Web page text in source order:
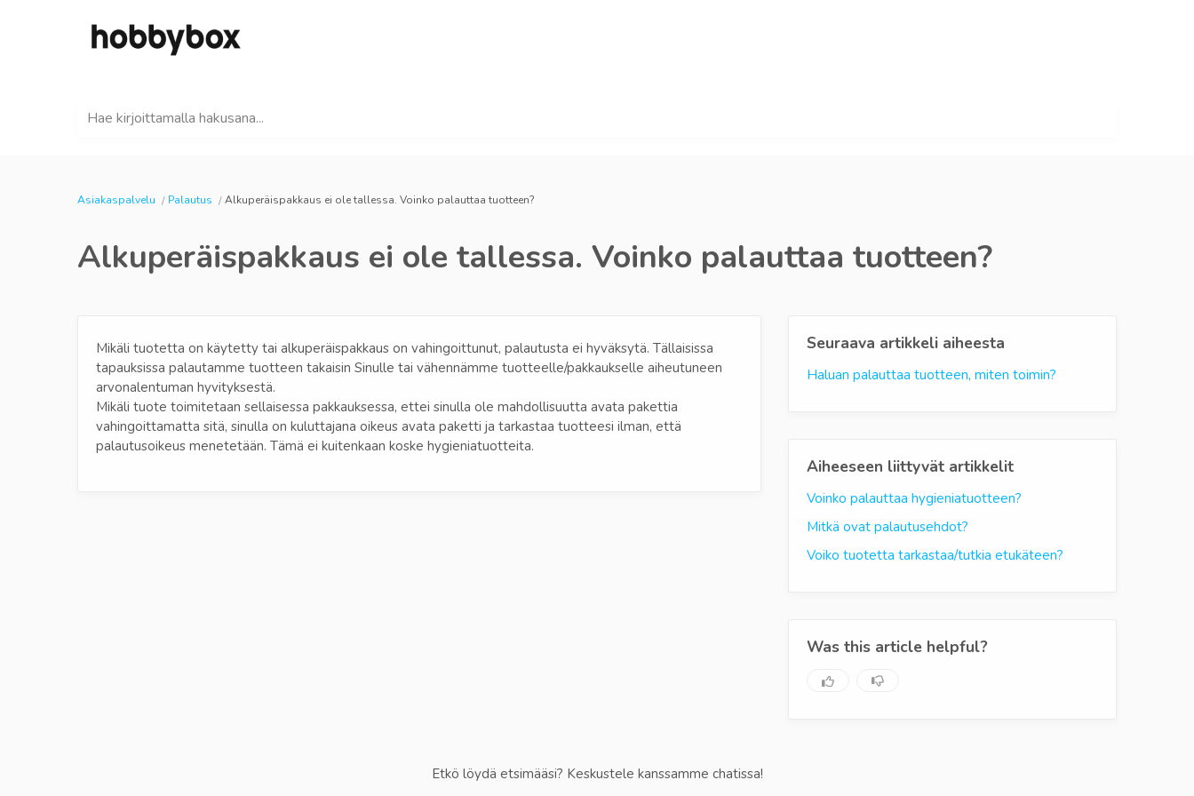
Hae kirjoittamalla hakusana...
Asiakaspalvelu Palautus Alkuperäispakkaus ei ole tallessa. Voinko palauttaa tuotteen?
Alkuperäispakkaus ei ole tallessa. Voinko palauttaa tuotteen?
Mikäli tuotetta on käytetty tai alkuperäispakkaus on vahingoittunut, palautusta ei hyväksytä. Tällaisissa
tapauksissa palautamme tuotteen takaisin Sinulle tai vähennämme tuotteelle/pakkaukselle aiheutuneen
arvonalentuman hyvityksestä.
Mikäli tuote toimitetaan sellaisessa pakkauksessa, ettei sinulla ole mahdollisuutta avata pakettia
vahingoittamatta sitä, sinulla on kuluttajana oikeus avata paketti ja tarkastaa tuotteesi ilman, että
palautusoikeus menetetään. Tämä ei kuitenkaan koske hygieniatuotteita.
Seuraava artikkeli aiheesta
Haluan palauttaa tuotteen, miten toimin?
Aiheeseen liittyvät artikkelit
Voinko palauttaa hygieniatuotteen?
Mitkä ovat palautusehdot?
Voiko tuotetta tarkastaa/tutkia etukäteen?
Was this article helpful?
Etkö löydä etsimääsi? Keskustele kanssamme chatissa!